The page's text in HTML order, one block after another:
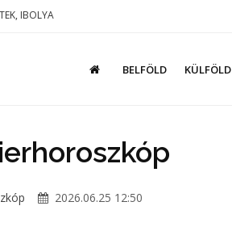
IBOLYA
BELFÖLD KÜLFÖLD
2026.06.25 12:50